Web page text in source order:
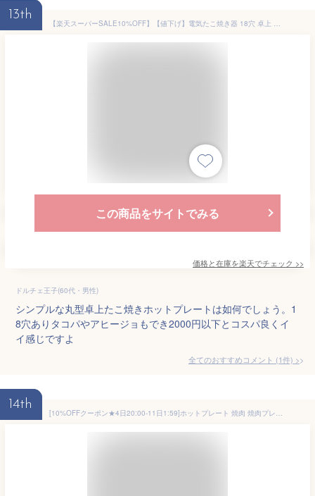
13th
【楽天スーパーSALE10%OFF】【値下げ】電気たこ焼き器 18穴 卓上 たこ焼き たこ焼き機 ホットプレート たこやき 電気 電気プレート 丸型 円型 円 丸 フッ素樹脂加工 ホームパーティー パーティー 家族 子供 おもてなし 一人暮らし 新生活 おしゃれ 新品
この商品をサイトでみる
価格と在庫を楽天でチェック >>
ドルチェ王子(60代・男性)
シンプルな丸型卓上たこ焼きホットプレートは如何でしょう。1
8穴ありタコパやアヒージョもでき2000円以下とコスパ良くイ
イ感じですよ
全てのおすすめコメント (1件) >
14th
[10%OFFクーポン★4日20:00-11日1:59]ホットプレート 焼肉 焼肉プレート コンパクト 収納 お手入れ簡単 餃子 お好み焼き 焼きそば 家族 ファミリー パーティー プレート2枚 PIHA-A20B たこ焼きプレート プレート3枚 PIHA-A30B 網焼き風ホットプレート APA-139-B *